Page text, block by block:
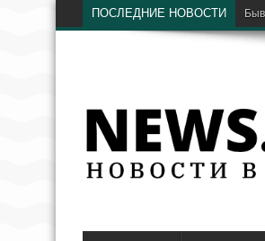
ПОСЛЕДНИЕ НОВОСТИ